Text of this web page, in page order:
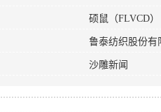
硕鼠（FLVCD）
鲁泰纺织股份有
沙雕新闻